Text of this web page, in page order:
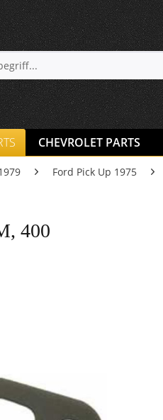
CHEVROLET PARTS
Ford Pick Up 1975
400